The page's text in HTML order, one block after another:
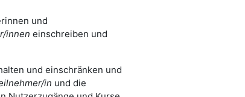
und
innen einschreiben und
und einschränken und
in und die